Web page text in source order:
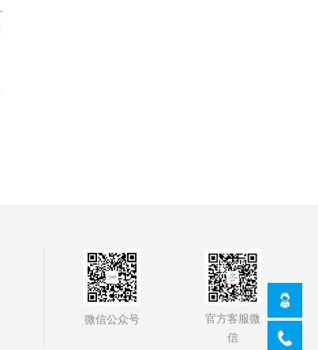
微信公众号
官方客服微
信